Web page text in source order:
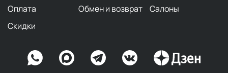
Оплата
Обмен и возврат
Салоны
Скидки